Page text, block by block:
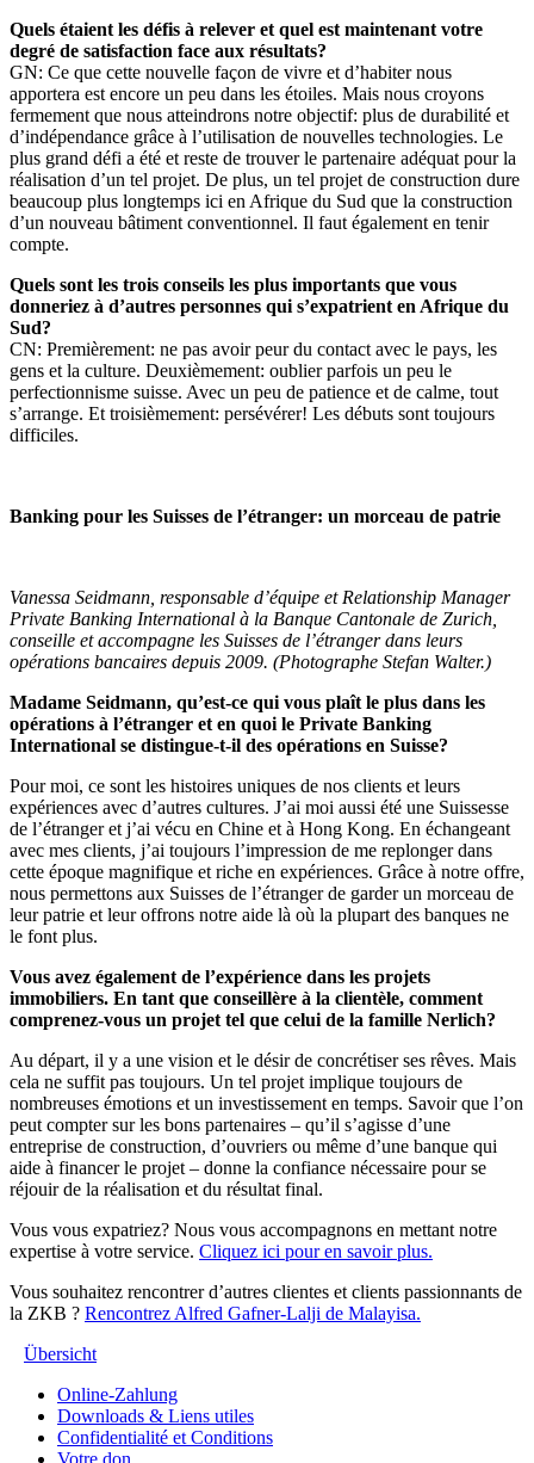
Quels étaient les défis à relever et quel est maintenant votre
degré de satisfaction face aux résultats?
GN: Ce que cette nouvelle façon de vivre et d’habiter nous
apportera est encore un peu dans les étoiles. Mais nous croyons
fermement que nous atteindrons notre objectif: plus de durabilité et
d’indépendance grâce à l’utilisation de nouvelles technologies. Le
plus grand défi a été et reste de trouver le partenaire adéquat pour la
réalisation d’un tel projet. De plus, un tel projet de construction dure
beaucoup plus longtemps ici en Afrique du Sud que la construction
d’un nouveau bâtiment conventionnel. Il faut également en tenir
compte.
Quels sont les trois conseils les plus importants que vous
donneriez à d’autres personnes qui s’expatrient en Afrique du
Sud?
CN: Premièrement: ne pas avoir peur du contact avec le pays, les
gens et la culture. Deuxièmement: oublier parfois un peu le
perfectionnisme suisse. Avec un peu de patience et de calme, tout
s’arrange. Et troisièmement: persévérer! Les débuts sont toujours
difficiles.
Banking pour les Suisses de l’étranger: un morceau de patrie
Vanessa Seidmann, responsable d’équipe et Relationship Manager
Private Banking International à la Banque Cantonale de Zurich,
conseille et accompagne les Suisses de l’étranger dans leurs
opérations bancaires depuis 2009. (Photographe Stefan Walter.)
Madame Seidmann, qu’est-ce qui vous plaît le plus dans les
opérations à l’étranger et en quoi le Private Banking
International se distingue-t-il des opérations en Suisse?
Pour moi, ce sont les histoires uniques de nos clients et leurs
expériences avec d’autres cultures. J’ai moi aussi été une Suissesse
de l’étranger et j’ai vécu en Chine et à Hong Kong. En échangeant
avec mes clients, j’ai toujours l’impression de me replonger dans
cette époque magnifique et riche en expériences. Grâce à notre offre,
nous permettons aux Suisses de l’étranger de garder un morceau de
leur patrie et leur offrons notre aide là où la plupart des banques ne
le font plus.
Vous avez également de l’expérience dans les projets
immobiliers. En tant que conseillère à la clientèle, comment
comprenez-vous un projet tel que celui de la famille Nerlich?
Au départ, il y a une vision et le désir de concrétiser ses rêves. Mais
cela ne suffit pas toujours. Un tel projet implique toujours de
nombreuses émotions et un investissement en temps. Savoir que l’on
peut compter sur les bons partenaires – qu’il s’agisse d’une
entreprise de construction, d’ouvriers ou même d’une banque qui
aide à financer le projet – donne la confiance nécessaire pour se
réjouir de la réalisation et du résultat final.
Vous vous expatriez? Nous vous accompagnons en mettant notre
expertise à votre service. Cliquez ici pour en savoir plus.
Vous souhaitez rencontrer d’autres clientes et clients passionnants de
la ZKB ? Rencontrez Alfred Gafner-Lalji de Malayisa.
Übersicht
Online-Zahlung
Downloads & Liens utiles
Confidentialité et Conditions
Votre don